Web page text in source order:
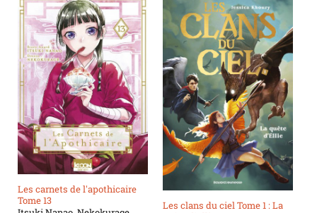
Les carnets de l'apothicaire
Tome 13
Les clans du ciel Tome 1 : La